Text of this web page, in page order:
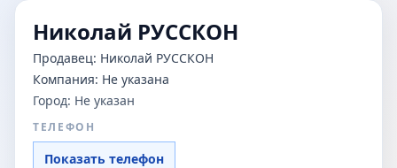
Николай РУССКОН
Продавец: Николай РУССКОН
Компания: Не указана
Город: Не указан
ТЕЛЕФОН
Показать телефон